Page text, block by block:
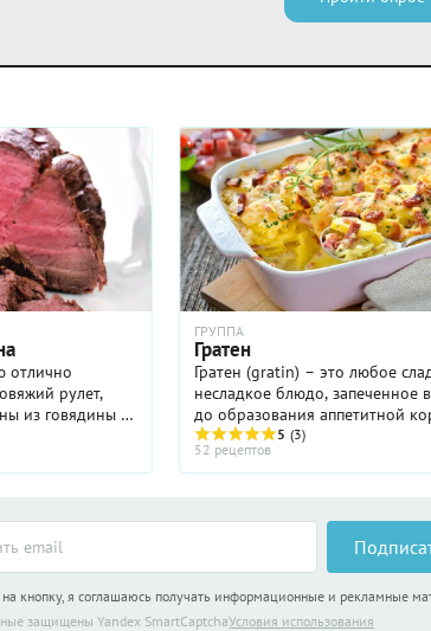
отлично
рулет,
из говядины и
эскалопы и
бойтесь
Быка по ...
ГРУППА
Гратен
Гратен (gratin) – это любое
несладкое блюдо, запеченное
до образования аппетитной
рецептах или ресторанных меню
встречается также выражение
гратен» (au gratin) ...
5 (3)
52 рецептов
кнопку, я соглашаюсь получать информационные и рекламные
защищены Yandex SmartCaptchaУсловия использования